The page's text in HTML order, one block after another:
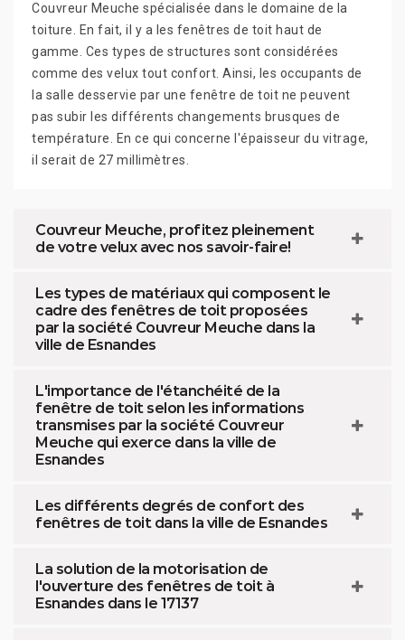
Couvreur Meuche spécialisée dans le domaine de la
toiture. En fait, il y a les fenêtres de toit haut de
gamme. Ces types de structures sont considérées
comme des velux tout confort. Ainsi, les occupants de
la salle desservie par une fenêtre de toit ne peuvent
pas subir les différents changements brusques de
température. En ce qui concerne l'épaisseur du vitrage,
il serait de 27 millimètres.
Couvreur Meuche, profitez pleinement
de votre velux avec nos savoir-faire!
Les types de matériaux qui composent le
cadre des fenêtres de toit proposées
par la société Couvreur Meuche dans la
ville de Esnandes
L'importance de l'étanchéité de la
fenêtre de toit selon les informations
transmises par la société Couvreur
Meuche qui exerce dans la ville de
Esnandes
Les différents degrés de confort des
fenêtres de toit dans la ville de Esnandes
La solution de la motorisation de
l'ouverture des fenêtres de toit à
Esnandes dans le 17137